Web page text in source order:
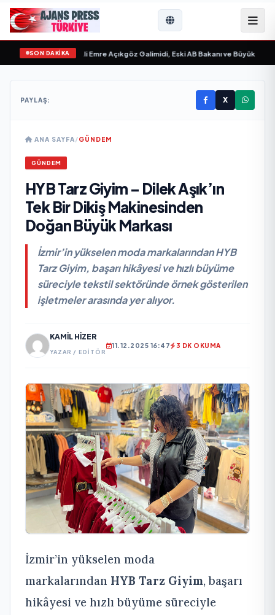
SON DAKİKA
“ yayımlandı• Ali Emre Açıkgöz Galimidi, Eski AB Bakanı ve Büyükelçi
PAYLAŞ: X
ANA SAYFA/GÜNDEM
GÜNDEM
HYB Tarz Giyim – Dilek Aşık’ın
Tek Bir Dikiş Makinesinden
Doğan Büyük Markası
İzmir’in yükselen moda markalarından HYB
Tarz Giyim, başarı hikâyesi ve hızlı büyüme
süreciyle tekstil sektöründe örnek gösterilen
işletmeler arasında yer alıyor.
KAMIL HIZER
YAZAR / EDITÖR
11.12.2025 16:47 3 DK OKUMA
İzmir’in yükselen moda
markalarından HYB Tarz Giyim, başarı
hikâyesi ve hızlı büyüme süreciyle